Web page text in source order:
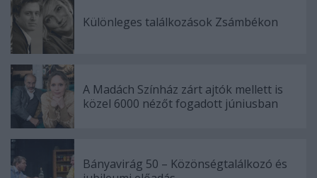
Különleges találkozások Zsámbékon
A Madách Színház zárt ajtók mellett is
közel 6000 nézőt fogadott júniusban
Bányavirág 50 – Közönségtalálkozó és